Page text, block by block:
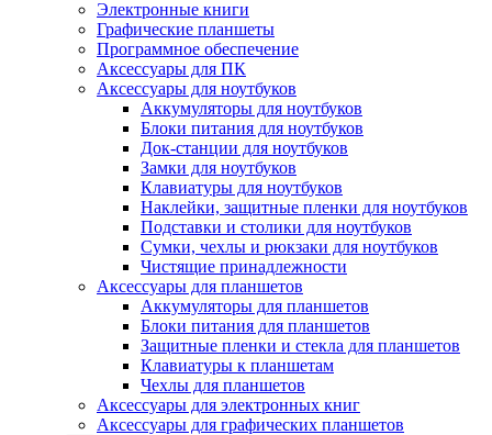
Электронные книги
Графические планшеты
Программное обеспечение
Аксессуары для ПК
Аксессуары для ноутбуков
Аккумуляторы для ноутбуков
Блоки питания для ноутбуков
Док-станции для ноутбуков
Замки для ноутбуков
Клавиатуры для ноутбуков
Наклейки, защитные пленки для ноутбуков
Подставки и столики для ноутбуков
Сумки, чехлы и рюкзаки для ноутбуков
Чистящие принадлежности
Аксессуары для планшетов
Аккумуляторы для планшетов
Блоки питания для планшетов
Защитные пленки и стекла для планшетов
Клавиатуры к планшетам
Чехлы для планшетов
Аксессуары для электронных книг
Аксессуары для графических планшетов